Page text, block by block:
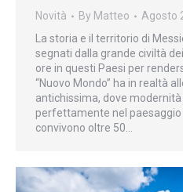
Novità By Matteo
Agosto
La storia e il territorio di
segnati dalla grande civiltà
ore in questi Paesi per
“Nuovo Mondo” ha in realtà
antichissima, dove
perfettamente nel
convivono oltre 50…